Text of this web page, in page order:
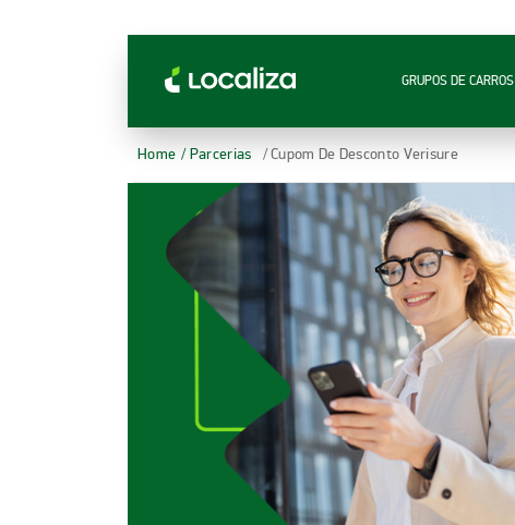
GRUPOS DE CARROS
Home / Parcerias / Cupom De Desconto Verisure